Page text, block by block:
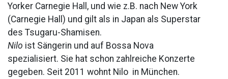
Yorker Carnegie Hall, und wie z.B. nach New York
(Carnegie Hall) und gilt als in Japan als Superstar
des Tsugaru-Shamisen.
Nilo ist Sängerin und auf Bossa Nova
spezialisiert. Sie hat schon zahlreiche Konzerte
gegeben. Seit 2011 wohnt Nilo in München.